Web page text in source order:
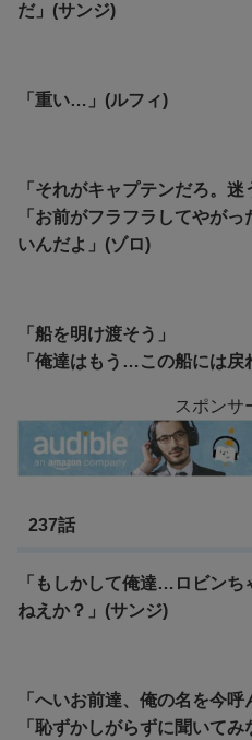
だ」(サンジ)
「重い…」(ルフィ)
「それがキャプテンだろ。迷
「お前がフラフラしてやが
いんだよ」(ゾロ)
「船を明け渡そう」
「俺達はもう…この船には戻
スポンサ
237話
「もしかして俺達…ロビンち
ねえか？」(サンジ)
「へいお前達、俺の名を今呼
「恥ずかしがらずに聞いて